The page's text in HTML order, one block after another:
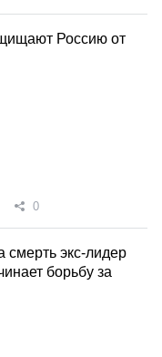
Россию от
0
смерть экс-лидер
борьбу за